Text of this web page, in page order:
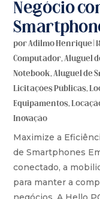
Negócio
porAdilmo Henrique|
Computador,Aluguel
Notebook,Aluguel de
Licitações Públicas,
Equipamentos,
Inovação
Maximize a
de Smartphones
conectado, a
para manter a